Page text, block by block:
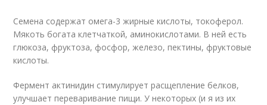
Семена содержат омега-3 жирные кислоты, токоферол.
Мякоть богата клетчаткой, аминокислотами. В ней есть
глюкоза, фруктоза, фосфор, железо, пектины, фруктовые
кислоты.
Фермент актинидин стимулирует расщепление белков,
улучшает переваривание пищи. У некоторых (и я из их